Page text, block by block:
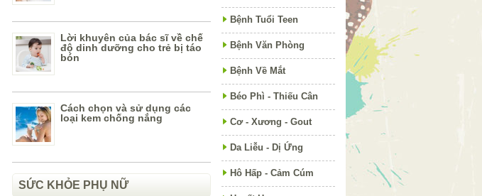
Lời khuyên của bác sĩ về chế
độ dinh dưỡng cho trẻ bị táo
bón
Cách chọn và sử dụng các
loại kem chống nắng
SỨC KHỎE PHỤ NỮ
Bệnh Tuổi Teen
Bệnh Văn Phòng
Bệnh Về Mắt
Béo Phì - Thiếu Cân
Cơ - Xương - Gout
Da Liễu - Dị Ứng
Hô Hấp - Cảm Cúm